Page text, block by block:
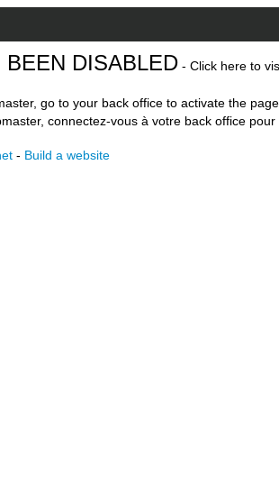
BEEN DISABLED - Click here to
go to your back office to activate the
connectez-vous à votre back office
- Build a website